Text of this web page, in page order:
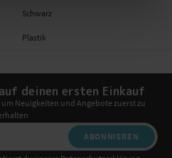
Schwarz
Plastik
deinen ersten Einkauf
Neuigkeiten und Angebote zuerst zu
ABONNIEREN